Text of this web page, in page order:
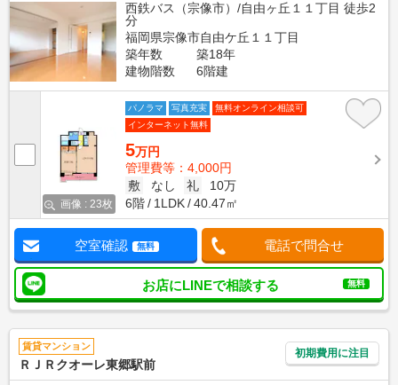
西鉄バス（宗像市）/自由ヶ丘１１丁目 徒歩2
分
福岡県宗像市自由ケ丘１１丁目
築年数
築18年
建物階数
6階建
画像 : 23枚
パノラマ 写真充実
無料オンライン相談可
インターネット無料
5万円
管理費等：4,000円
敷
なし 礼
10万
6階
1LDK 40.47㎡
空室確認 無料 電話で問合せ
お店にLINEで相談する 無料
賃貸マンション
ＲＪＲクオーレ東郷駅前
初期費用に注目